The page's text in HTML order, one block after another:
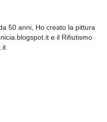
50 anni, Ho creato la pittura
e il Rifiutismo